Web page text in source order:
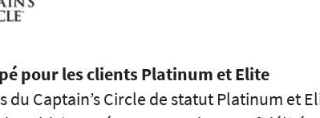
pour les clients Platinum et Elite
du Captain’s Circle de statut Platinum